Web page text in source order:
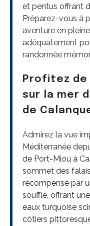
et pentus offrant
Préparez-vous à
aventure en
adéquatement
randonnée
Profitez de
sur la mer
de
Admirez la vue
Méditerranée
de Port-Miou à
sommet des
récompensé par
souffle, offrant
eaux turquoise
côtiers